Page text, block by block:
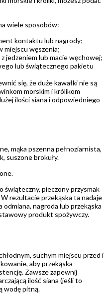
wiele sposobów:
kontaktu lub nagrody;
miejscu węszenia;
jedzeniem lub macie węchowej;
lub świątecznego pakietu
się, że duże kawałki nie są
morskim i królikom
ilości siana i odpowiedniego
mąka pszenna pełnoziarnista,
suszone brokuły.
świąteczny, pieczony przysmak
rezultacie przekąska ta nadaje
odmiana, nagroda lub przekąska
produkt spożywczy.
suchym miejscu przed i
aby przekąska
Zawsze zapewnij
ilość siana (jeśli to
wodę pitną.